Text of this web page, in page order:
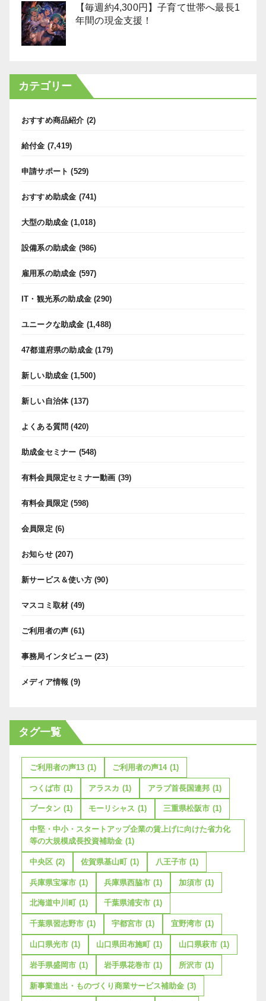
【毎週約4,300円】子育て世帯へ最長1
年間の現金支援！
カテゴリー
おすすめ商品紹介 (2)
給付金 (7,419)
申請サポート (529)
おすすめ助成金 (741)
大型の助成金 (1,018)
設備系の助成金 (986)
雇用系の助成金 (597)
IT・観光系の助成金 (290)
ユニークな助成金 (1,488)
47都道府県の助成金 (179)
新しい助成金 (1,500)
新しい自治体(137)
よくある質問 (420)
助成金セミナー (548)
有料会員限定セミナー動画 (39)
有料会員限定 (598)
会員限定 (6)
お知らせ(207)
新サービス＆使い方(90)
マスコミ取材 (49)
ご利用者の声 (61)
事務局インタビュー(23)
メディア情報 (9)
タグ一覧
ご利用者の声13 (1) ご利用者の声14 (1)
つくば市 (1) アラスカ (1) アラブ首長国連邦 (1)
ブータン (1) モーリシャス (1) 三重県松阪市 (1)
中堅・中小・スタートアップ企業の賃上げに向けた省力化
等の大規模成長投資補助金 (1)
中央区 (2) 佐賀県基山町 (1) 八王子市 (1)
兵庫県宝塚市 (1) 兵庫県西脇市 (1) 加須市 (1)
北海道中川町 (1) 千葉県浦安市 (1)
千葉県習志野市 (1) 宇都宮市 (1) 宜野湾市 (1)
山口県光市 (1) 山口県田布施町 (1) 山口県萩市 (1)
岩手県盛岡市 (1) 岩手県花巻市 (1) 所沢市 (1)
新事業進出・ものづくり商業サービス補助金 (3)